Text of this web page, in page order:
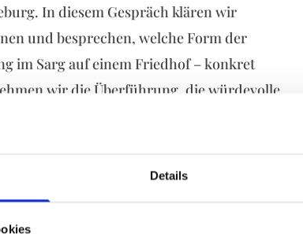
Details
In diesem Gespräch klären wir
und besprechen, welche Form der
im Sarg auf einem Friedhof – konkret
wir die Überführung, die würdevolle
Sarg. Parallel dazu sprechen wir die
ab. Ein praktischer Hinweis: Halten Sie
und Familienstammbuch bereit, damit
So bleibt Ihnen mehr Raum für den